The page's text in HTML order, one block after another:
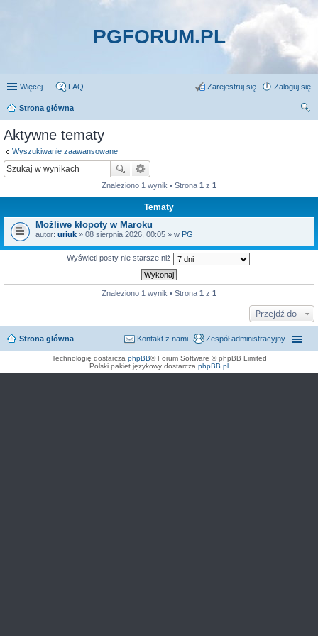
PGFORUM.PL
Więcej… FAQ Zaloguj się
Zarejestruj się
Strona główna
Aktywne tematy
Wyszukiwanie zaawansowane
Znaleziono 1 wynik • Strona 1 z 1
Tematy
Możliwe kłopoty w Maroku
autor: uriuk » 08 sierpnia 2026, 00:05 » w PG
Wyświetl posty nie starsze niż
Znaleziono 1 wynik • Strona 1 z 1
Przejdź do
Strona główna Zespół administracyjny
Kontakt z nami
Technologię dostarcza phpBB® Forum Software © phpBB Limited
Polski pakiet językowy dostarcza phpBB.pl